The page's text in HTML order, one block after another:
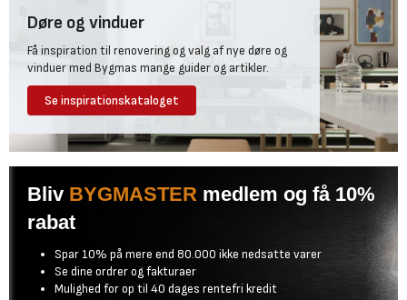
Døre og vinduer
Få inspiration til renovering og valg af nye døre og
vinduer med Bygmas mange guider og artikler.
Se inspirationskataloget
Bliv BYGMASTER medlem og få 10%
rabat
Spar 10% på mere end 80.000 ikke nedsatte varer
Se dine ordrer og fakturaer
Mulighed for op til 40 dages rentefri kredit